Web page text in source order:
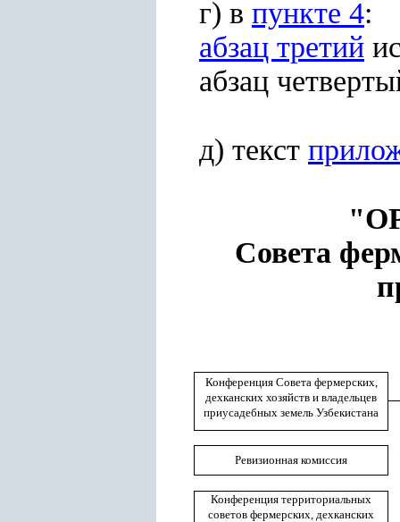
г) в пункте 4:
абзац третий
абзац
д) текст
Совета
Конференция Совета фермерских,
дехканских хозяйств и владельцев
приусадебных земель Узбекистана
Ревизионная комиссия
Конференция территориальных
советов фермерских, дехканских